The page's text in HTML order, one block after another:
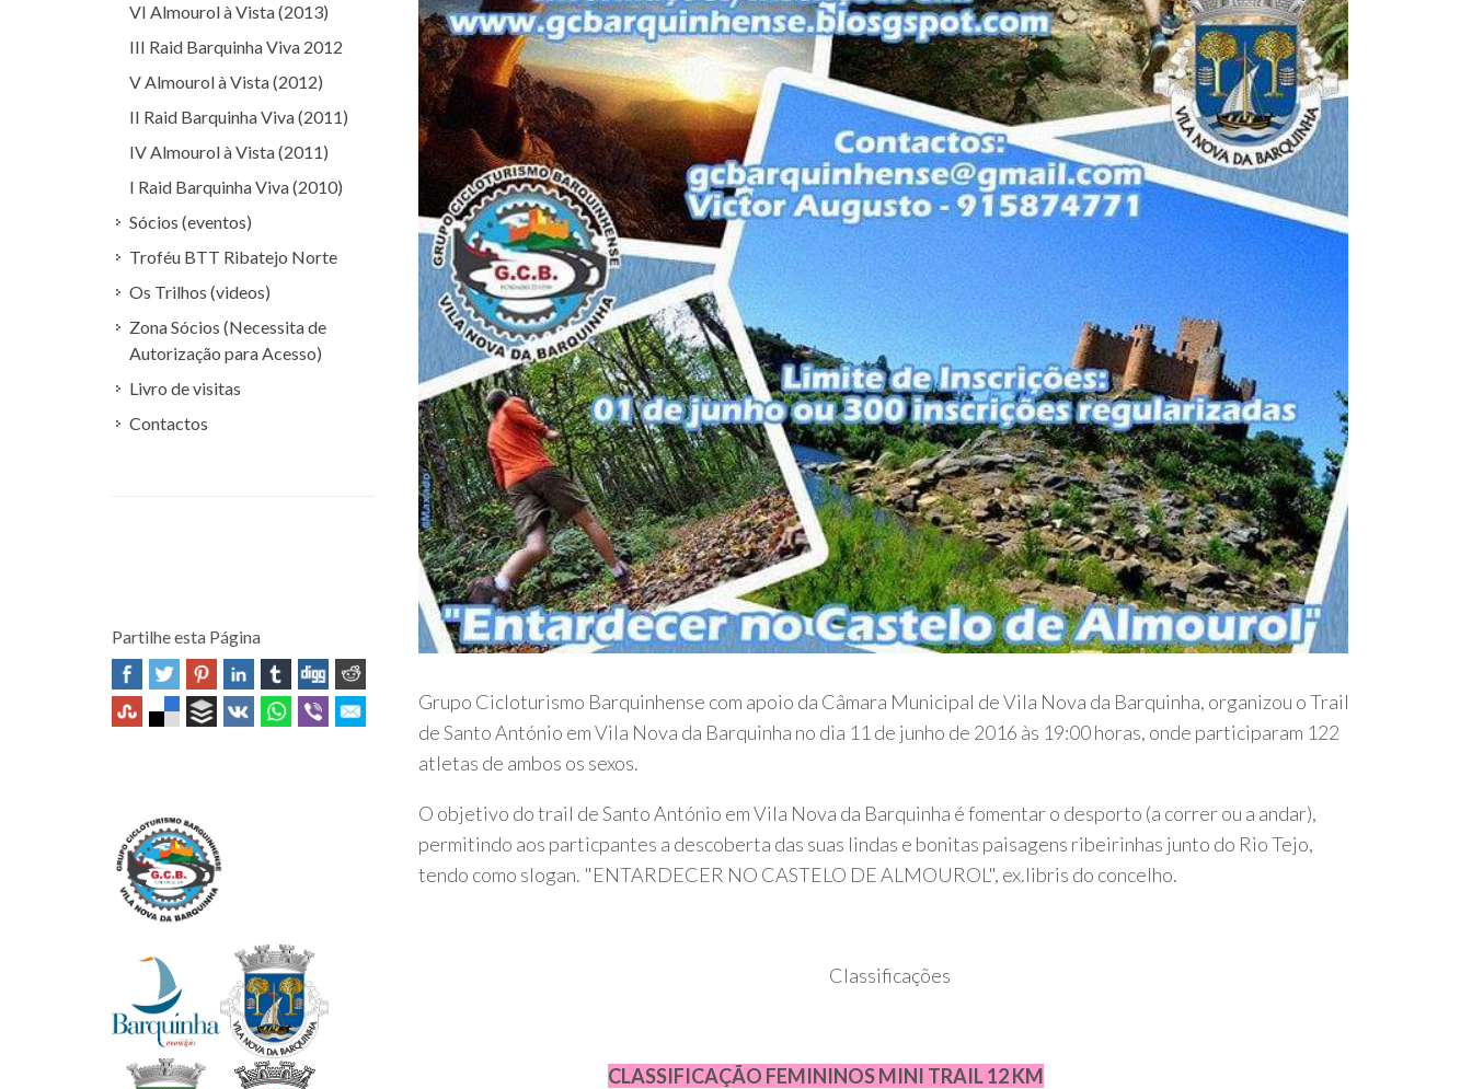
Grupo Cicloturismo Barquinhense com apoio da Câmara Municipal de Vila Nova da Barquinha, organizou o Trail
de Santo António em Vila Nova da Barquinha no dia 11 de junho de 2016 às 19:00 horas, onde participaram 122
atletas de ambos os sexos.
O objetivo do trail de Santo António em Vila Nova da Barquinha é fomentar o desporto (a correr ou a andar),
permitindo aos particpantes a descoberta das suas lindas e bonitas paisagens ribeirinhas junto do Rio Tejo,
tendo como slogan. "ENTARDECER NO CASTELO DE ALMOUROL", ex.libris do concelho.
Classificações
CLASSIFICAÇÃO FEMININOS MINI TRAIL 12 KM
VI Almourol à Vista (2013)
III Raid Barquinha Viva 2012
V Almourol à Vista (2012)
II Raid Barquinha Viva (2011)
IV Almourol à Vista (2011)
I Raid Barquinha Viva (2010)
Sócios (eventos)
Troféu BTT Ribatejo Norte
Os Trilhos (videos)
Zona Sócios (Necessita de
Autorização para Acesso)
Livro de visitas
Contactos
Partilhe esta Página